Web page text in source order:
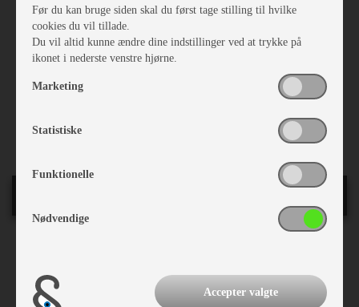
Delintegreret
Delintegr.m/sænkeseng
Lamelbund
Lameludtræk
Gulvtæppe
Fluenetsdør
Motor volumen:
2,2 140 HK
Motorfabrikat:
Før du kan bruge siden skal du først tage stilling til hvilke
cookies du vil tillade.
Du vil altid kunne ændre dine indstillinger ved at trykke på
ikonet i nederste venstre hjørne.
Marketing
Statistiske
Funktionelle
Nødvendige
Accepter valgte